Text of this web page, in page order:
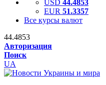
USD 44.4853
EUR 51.3357
Все курсы валют
44.4853
Авторизация
Поиск
UA